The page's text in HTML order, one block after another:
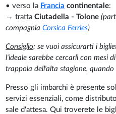
• verso la Francia continentale:
→ trattaCiutadella - Tolone
compagniaCorsica Ferries)
Consiglio: se vuoi assicurarti i
l'ideale sarebbe cercarli con mesi
trappola dell'alta stagione, quando
Presso gli imbarchi è presente
servizi essenziali, come
sale d'attesa. Qui troverete le